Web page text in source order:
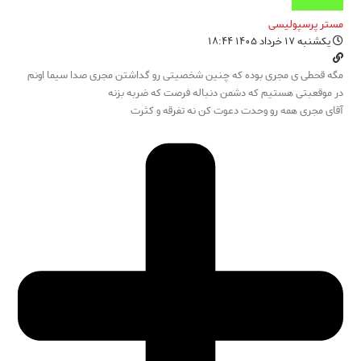
مستر پرسپولیسی
یکشنبه ۱۷ خرداد ۱۴۰۵ ۱۸:۴۴
مگه قحطی ی مجری بوده که چنین شخصیتی رو گداشتن مجری صدا سیما اونم
در موقعبتی هستیم که دشمن دنباله فرصت که ضربه بزنه
آقای مجری همه رو وحدت دعوت کن نه تفرقه و کثرت